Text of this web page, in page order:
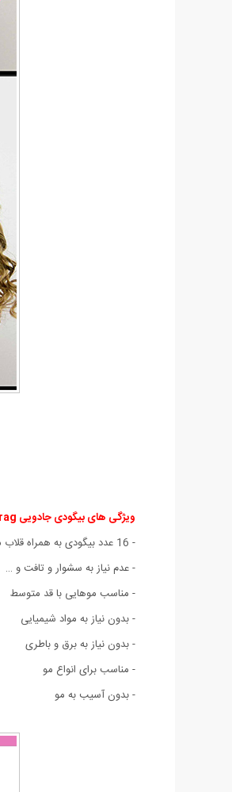
ویژگی های بیگودی جادویی Magic Leverag
- 16 عدد بیگودی به همراه قلاب مخصوص
- عدم نیاز به سشوار و تافت و …
- مناسب موهایی با قد متوسط
- بدون نیاز به مواد شیمیایی
- بدون نیاز به برق و باطری
- مناسب برای انواع مو
- بدون آسیب به مو